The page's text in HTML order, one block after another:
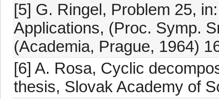
[5] G. Ringel, Problem 25,
Applications, (Proc. Symp.
(Academia, Prague, 1964)
[6] A. Rosa, Cyclic
thesis, Slovak Academy of